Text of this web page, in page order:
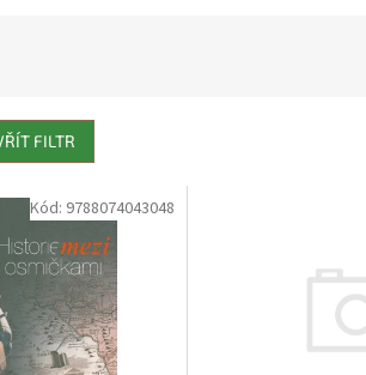
FILTR
Kód: 9788074043048